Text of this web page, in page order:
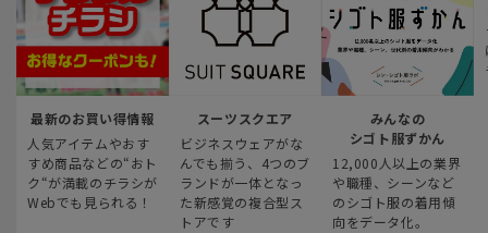
最新のお買い得情報
人気アイテムやおす
すめ商品などの“おト
ク“が満載のチラシが
Webでも見られる！
スーツスクエア
ビジネスウェアがな
んでも揃う、4つのブ
ランドが一体となっ
た新感覚の複合型ス
トアです
みんなの
シゴト服ずかん
12,000人以上の業界
や職種、シーンなど
のシゴト服の着用傾
向をデータ化。